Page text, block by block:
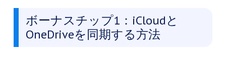
ボーナスチップ1：iCloudと
OneDriveを同期する方法